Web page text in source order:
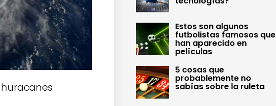
huracanes
Estos son algunos
futbolistas famosos que
han aparecido en
películas
5 cosas que
probablemente no
sabías sobre la ruleta